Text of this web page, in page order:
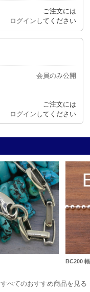
ご注文には
ログイン してください
会員のみ公開
ご注文には
ログイン してください
BC200
すべてのおすすめ商品を見る